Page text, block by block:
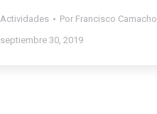
Actividades Por Francisco Camacho
septiembre 30, 2019